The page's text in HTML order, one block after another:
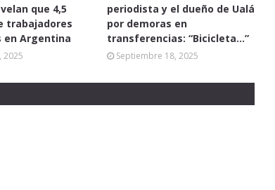
que 4,5
trabajadores
en Argentina
2025
periodista y el dueño de Ualá
por demoras en
transferencias: “Bicicleta...”
Septiembre 18, 2025